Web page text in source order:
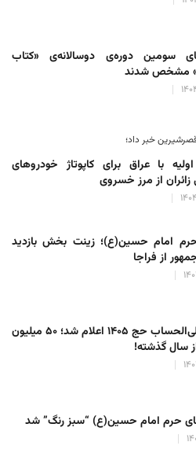
سومین دوره‌ی دوسالانه‌ی «کتاب
مشخص شدند
قصرشیرین خبر داد؛
با عراق برای کاپوتاژ خودروهای
از مرز خسروی
امام حسین(ع)؛ زینت بخش بازدید
از فراجا
مبلغ علی‌الحساب حج ۱۴۰۵ اعلام شد؛ ۵۰ میلیون
سال گذشته!
حرم امام حسین(ع) “سبز رنگ” شد